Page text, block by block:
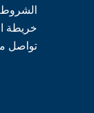
الشروط
خريطة
تواصل